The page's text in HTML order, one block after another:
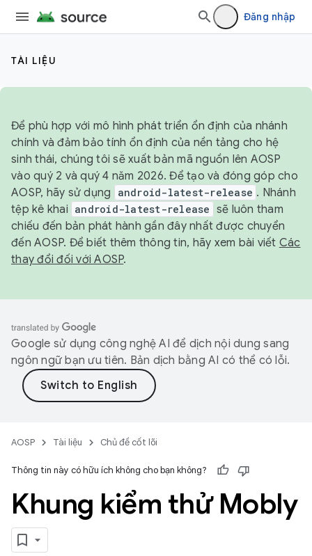
Đăng nhập
TÀI LIỆU
Để phù hợp với mô hình phát triển ổn định của nhánh
chính và đảm bảo tính ổn định của nền tảng cho hệ
sinh thái, chúng tôi sẽ xuất bản mã nguồn lên AOSP
vào quý 2 và quý 4 năm 2026. Để tạo và đóng góp cho
AOSP, hãy sử dụng
android-latest-release . Nhánh
tệp kê khai android-latest-release sẽ luôn tham
chiếu đến bản phát hành gần đây nhất được chuyển
đến AOSP. Để biết thêm thông tin, hãy xem bài viết Các
thay đổi đối với AOSP.
Google sử dụng công nghệ AI để dịch nội dung sang
ngôn ngữ bạn ưu tiên. Bản dịch bằng AI có thể có lỗi.
AOSP Tài liệu Chủ đề cốt lõi
Thông tin này có hữu ích không cho bạn không?
Khung kiểm thử Mobly